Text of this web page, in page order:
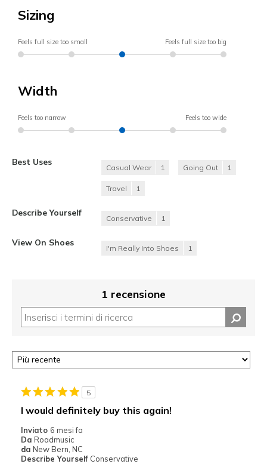
Sizing
Feels full size too small Feels full size too big
Width
Feels too narrow Feels too wide
Best Uses
Casual Wear 1 Going Out 1
Travel 1
Describe Yourself
Conservative 1
View On Shoes
I'm Really Into Shoes 1
1 recensione
5
I would definitely buy this again!
Inviato 6 mesi fa
Da Roadmusic
da New Bern, NC
Describe Yourself Conservative